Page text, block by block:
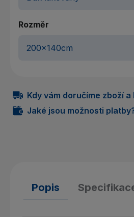
Rozměr
Kdy vám doručíme zboží
Jaké jsou možnosti
Popis